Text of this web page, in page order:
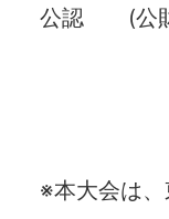
公認 (公財)
※本大会は